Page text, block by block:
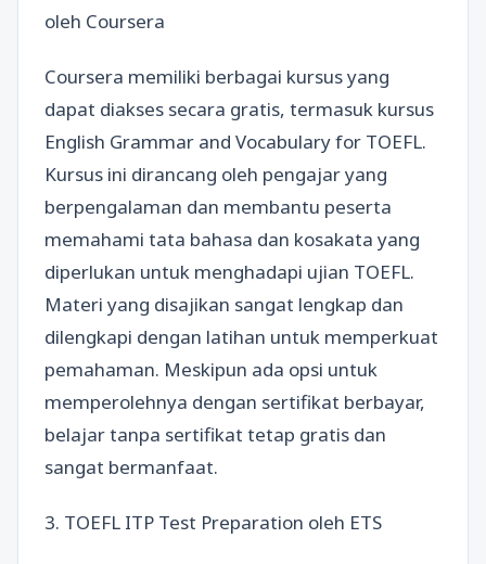
oleh Coursera
Coursera memiliki berbagai kursus yang
dapat diakses secara gratis, termasuk kursus
English Grammar and Vocabulary for TOEFL.
Kursus ini dirancang oleh pengajar yang
berpengalaman dan membantu peserta
memahami tata bahasa dan kosakata yang
diperlukan untuk menghadapi ujian TOEFL.
Materi yang disajikan sangat lengkap dan
dilengkapi dengan latihan untuk memperkuat
pemahaman. Meskipun ada opsi untuk
memperolehnya dengan sertifikat berbayar,
belajar tanpa sertifikat tetap gratis dan
sangat bermanfaat.
3. TOEFL ITP Test Preparation oleh ETS